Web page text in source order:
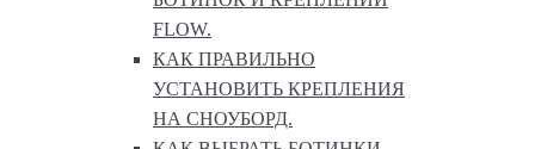
FLOW.
КАК ПРАВИЛЬНО
УСТАНОВИТЬ КРЕПЛЕНИЯ
НА СНОУБОРД.